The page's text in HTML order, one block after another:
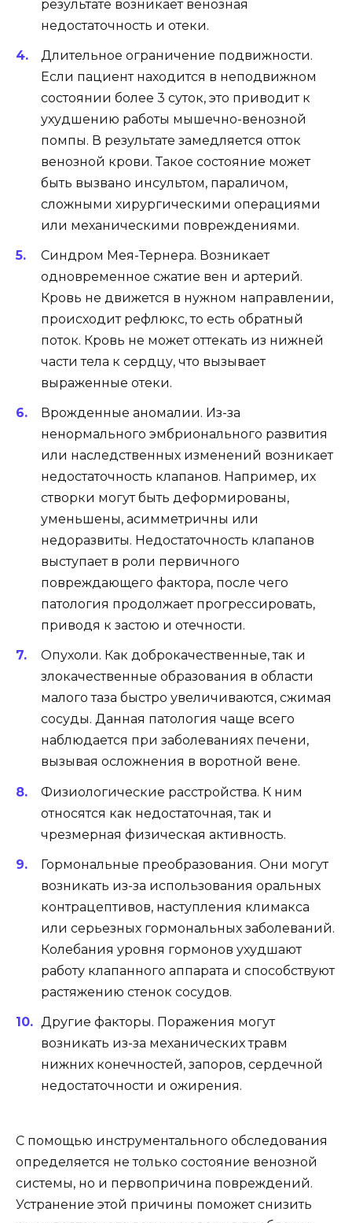
результате возникает венозная
недостаточность и отеки.
Длительное ограничение подвижности.
Если пациент находится в неподвижном
состоянии более 3 суток, это приводит к
ухудшению работы мышечно-венозной
помпы. В результате замедляется отток
венозной крови. Такое состояние может
быть вызвано инсультом, параличом,
сложными хирургическими операциями
или механическими повреждениями.
Синдром Мея-Тернера. Возникает
одновременное сжатие вен и артерий.
Кровь не движется в нужном направлении,
происходит рефлюкс, то есть обратный
поток. Кровь не может оттекать из нижней
части тела к сердцу, что вызывает
выраженные отеки.
Врожденные аномалии. Из-за
ненормального эмбрионального развития
или наследственных изменений возникает
недостаточность клапанов. Например, их
створки могут быть деформированы,
уменьшены, асимметричны или
недоразвиты. Недостаточность клапанов
выступает в роли первичного
повреждающего фактора, после чего
патология продолжает прогрессировать,
приводя к застою и отечности.
Опухоли. Как доброкачественные, так и
злокачественные образования в области
малого таза быстро увеличиваются, сжимая
сосуды. Данная патология чаще всего
наблюдается при заболеваниях печени,
вызывая осложнения в воротной вене.
Физиологические расстройства. К ним
относятся как недостаточная, так и
чрезмерная физическая активность.
Гормональные преобразования. Они могут
возникать из-за использования оральных
контрацептивов, наступления климакса
или серьезных гормональных заболеваний.
Колебания уровня гормонов ухудшают
работу клапанного аппарата и способствуют
растяжению стенок сосудов.
Другие факторы. Поражения могут
возникать из-за механических травм
нижних конечностей, запоров, сердечной
недостаточности и ожирения.
С помощью инструментального обследования
определяется не только состояние венозной
системы, но и первопричина повреждений.
Устранение этой причины поможет снизить